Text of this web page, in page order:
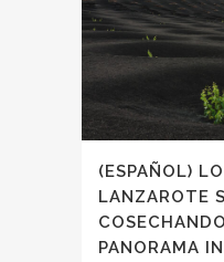
(ESPAÑOL)
LANZAROTE
PANORAMA